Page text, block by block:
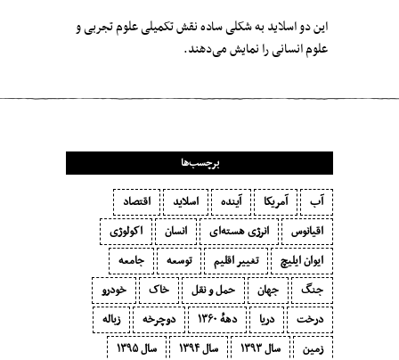
این دو اسلاید به شکلی ساده نقش تکمیلی علوم تجربی و
علوم انسانی را نمایش می‌دهند.
برچسب‌ها
آب آمریکا آینده اسلاید
اقتصاد
اقیانوس
انرژی هسته‌ای انسان
اکولوژی
ایوان ایلیچ
تغییر اقلیم توسعه
جامعه
جنگ
جهان حمل و نقل خاک
خودرو
درخت
دریا دههٔ ۱‍۳۶۰ دوچرخه
زباله
زمین
سال ۱۳۹۳ سال ۱۳۹۴
سال ۱۳۹۵